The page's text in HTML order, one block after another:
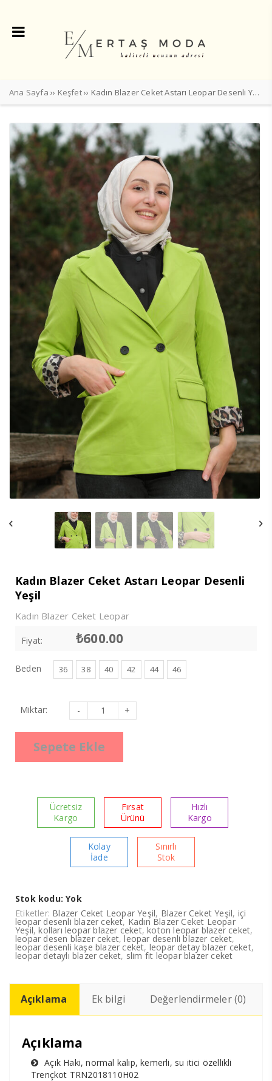
Ana Sayfa ›› Keşfet›› Kadın Blazer Ceket Astarı Leopar Desenli Yeşil
Kadın Blazer Ceket Astarı Leopar Desenli
Yeşil
Kadın Blazer Ceket Leopar
Fiyat: ₺600.00
Beden 36 38 40 42 44 46
Miktar: Kadın
Blazer
Ceket
Astarı
Desenli
adet
Sepete Ekle
Ücretsiz
Kargo
Fırsat
Ürünü
Hızlı
Kargo
Kolay
İade
Sınırlı
Stok
Stok kodu:Yok
Etiketler: Blazer Ceket Leopar Yeşil, Blazer Ceket Yeşil, içi
leopar desenli blazer ceket, Kadın Blazer Ceket Leopar
Yeşil,kolları leopar blazer ceket,koton leopar blazer ceket,
leopar desen blazer ceket,leopar desenli blazer ceket,
leopar desenli kaşe blazer ceket, leopar detay blazer ceket,
leopar detaylı blazer ceket, slim fit leopar blazer ceket
Açıklama Ek bilgi Değerlendirmeler (0)
Açıklama
Açık Haki, normal kalıp, kemerli, su itici özellikli
Trençkot TRN2018110H02